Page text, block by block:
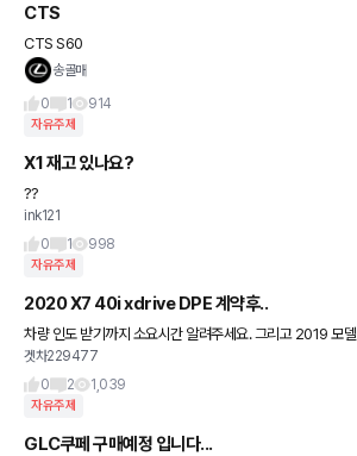
CTS
CTS S60
송골매
0
1 914
자유주제
X1 재고 있나요?
??
ink121
0
1 998
자유주제
2020 X7 40i xdrive DPE 계약후..
차량 인도 받기까지 소요시간 알려주세요. 그리고 2019 모델이랑 뭐가 달라졌나요? 그럴
리 없겠지만 혹시 2019 X7 구할 수 있나요? used car 라도....
겟차229477
0
2 1,039
자유주제
GLC쿠페 구매예정 입니다...